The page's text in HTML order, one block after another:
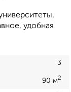
удобная
3
90 м2